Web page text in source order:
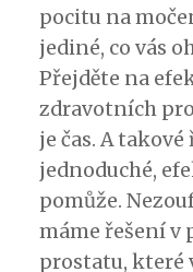
pocitu na
jediné, co vás
Přejděte na
zdravotních
je čas. A
jednoduché,
pomůže.
máme řešení v
prostatu, které